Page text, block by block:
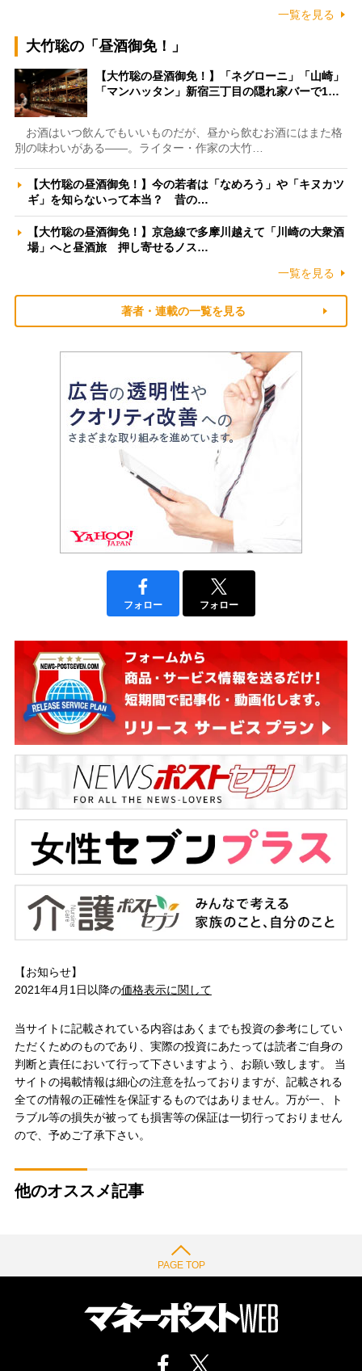
一覧を見る
大竹聡の「昼酒御免！」
【大竹聡の昼酒御免！】「ネグローニ」「山崎」
「マンハッタン」新宿三丁目の隠れ家バーで1…
お酒はいつ飲んでもいいものだが、昼から飲むお酒にはまた格
別の味わいがある――。ライター・作家の大竹…
【大竹聡の昼酒御免！】今の若者は「なめろう」や「キヌカツ
ギ」を知らないって本当？ 昔の…
【大竹聡の昼酒御免！】京急線で多摩川越えて「川崎の大衆酒
場」へと昼酒旅 押し寄せるノス…
一覧を見る
著者・連載の一覧を見る
フォロー フォロー
【お知らせ】
2021年4月1日以降の価格表示に関して
当サイトに記載されている内容はあくまでも投資の参考にしてい
ただくためのものであり、実際の投資にあたっては読者ご自身の
判断と責任において行って下さいますよう、お願い致します。 当
サイトの掲載情報は細心の注意を払っておりますが、記載される
全ての情報の正確性を保証するものではありません。万が一、ト
ラブル等の損失が被っても損害等の保証は一切行っておりません
ので、予めご了承下さい。
他のオススメ記事
PAGE TOP